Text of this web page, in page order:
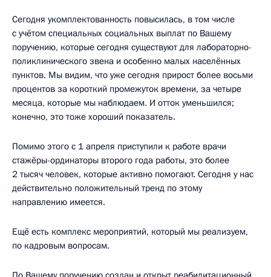
Сегодня укомплектованность повысилась, в том числе
с учётом специальных социальных выплат по Вашему
поручению, которые сегодня существуют для лабораторно-
поликлинического звена и особенно малых населённых
пунктов. Мы видим, что уже сегодня прирост более восьми
процентов за короткий промежуток времени, за четыре
месяца, которые мы наблюдаем. И отток уменьшился;
конечно, это тоже хороший показатель.
Помимо этого с 1 апреля приступили к работе врачи
стажёры-ординаторы второго года работы, это более
2 тысяч человек, которые активно помогают. Сегодня у нас
действительно положительный тренд по этому
направлению имеется.
Ещё есть комплекс мероприятий, который мы реализуем,
по кадровым вопросам.